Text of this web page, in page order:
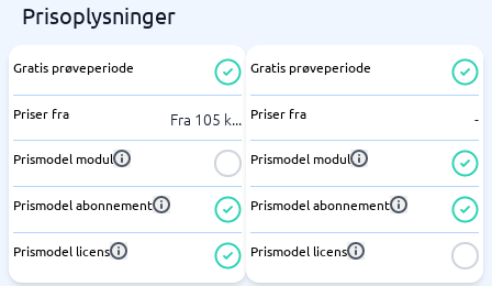
Prisoplysninger
Gratis prøveperiode
Priser fra Fra 105 k...
Prismodel modul
Prismodel abonnement
Prismodel licens
Gratis prøveperiode
Priser fra -
Prismodel modul
Prismodel abonnement
Prismodel licens